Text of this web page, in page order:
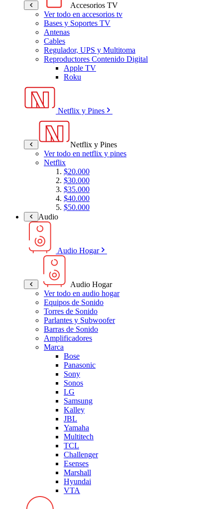
Accesorios TV
Ver todo en accesorios tv
Bases y Soportes TV
Antenas
Cables
Regulador, UPS y Multitoma
Reproductores Contenido Digital
Apple TV
Roku
Netflix y Pines
Netflix y Pines
Ver todo en netflix y pines
Netflix
$20.000
$30.000
$35.000
$40.000
$50.000
Audio
Audio Hogar
Audio Hogar
Ver todo en audio hogar
Equipos de Sonido
Torres de Sonido
Parlantes y Subwoofer
Barras de Sonido
Amplificadores
Marca
Bose
Panasonic
Sony
Sonos
LG
Samsung
Kalley
JBL
Yamaha
Multitech
TCL
Challenger
Esenses
Marshall
Hyundai
VTA